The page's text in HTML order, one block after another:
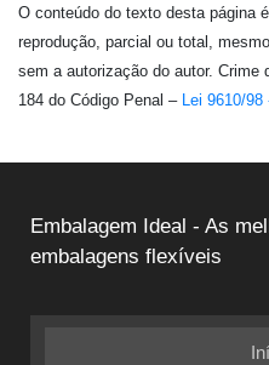
O conteúdo do texto desta página
reprodução, parcial ou total,
sem a autorização do autor. Crime
184 do Código Penal – Lei 9610/
Embalagem Ideal - As
embalagens flexíveis